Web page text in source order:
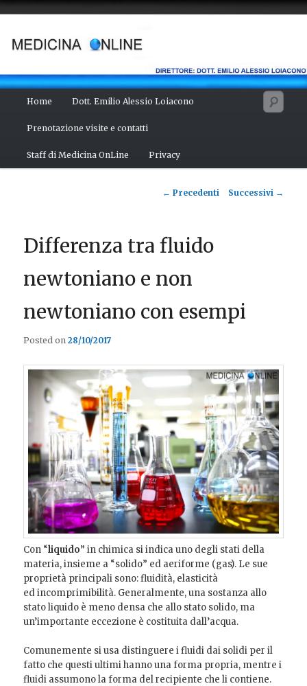
contenuto
principale
Home Dott. Emilio Alessio Loiacono
Prenotazione visite e contatti
Staff di Medicina OnLine Privacy
Navigazione
← Precedenti Successivi →
Differenza tra fluido
newtoniano e non
newtoniano con esempi
Posted on28/10/2017
Con “liquido” in chimica si indica uno degli stati della
materia, insieme a “solido” ed aeriforme (gas). Le sue
proprietà principali sono: fluidità, elasticità
ed incomprimibilità. Generalmente, una sostanza allo
stato liquido è meno densa che allo stato solido, ma
un’importante eccezione è costituita dall’acqua.
Comunemente si usa distinguere i fluidi dai solidi per il
fatto che questi ultimi hanno una forma propria, mentre i
fluidi assumono la forma del recipiente che li contiene.